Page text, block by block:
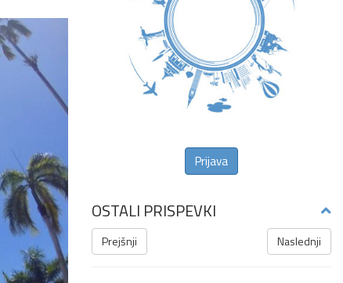
Prijava
OSTALI PRISPEVKI
Prejšnji Naslednji